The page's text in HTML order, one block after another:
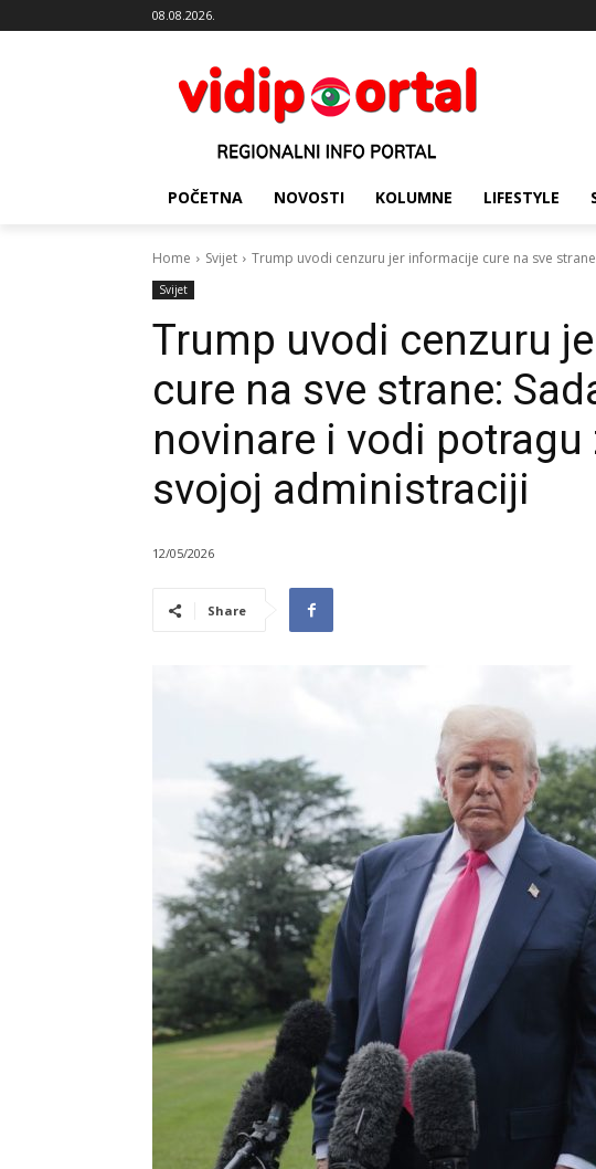
08.08.2026.
POČETNA NOVOSTI KOLUMNE LIFESTYLE
Home Svijet Trump uvodi cenzuru jer informacije cure na sve
Svijet
Trump uvodi cenzuru
cure na sve strane:
novinare i vodi potragu
svojoj administraciji
12/05/2026
Share